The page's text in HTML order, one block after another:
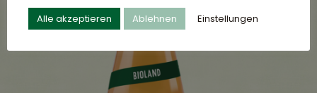
Alle akzeptieren Ablehnen Einstellungen